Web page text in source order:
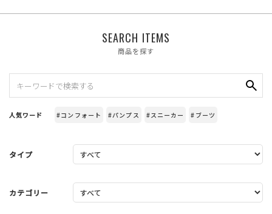
SEARCH ITEMS
商品を探す
人気ワード #コンフォート #パンプス #スニーカー #ブーツ
タイプ
カテゴリー